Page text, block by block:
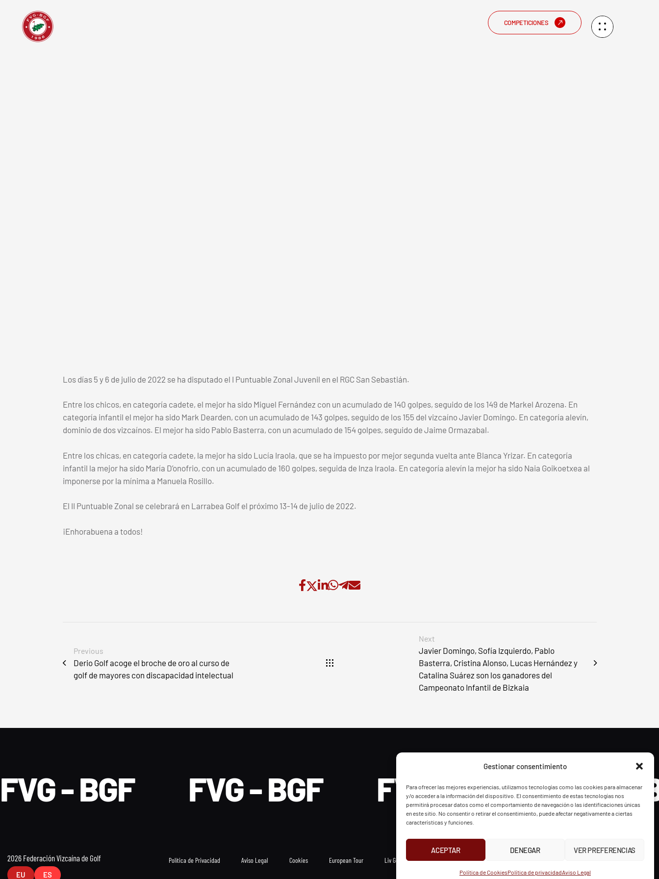
Gestionar consentimiento
Para ofrecer las mejores experiencias, utilizamos tecnologías como las cookies para almacenar
y/o acceder a la información del dispositivo. El consentimiento de estas tecnologías nos
permitirá procesar datos como el comportamiento de navegación o las identificaciones únicas
en este sitio. No consentir o retirar el consentimiento, puede afectar negativamente a ciertas
características y funciones.
ACEPTAR DENEGAR VER PREFERENCIAS
Política de CookiesPolítica de privacidadAviso Legal
COMPETICIONES
Los días 5 y 6 de julio de 2022 se ha disputado el I Puntuable Zonal Juvenil en el RGC San Sebastián.
Entre los chicos, en categoría cadete, el mejor ha sido Miguel Fernández con un acumulado de 140 golpes, seguido de los 149 de Markel Arozena. En
categoría infantil el mejor ha sido Mark Dearden, con un acumulado de 143 golpes, seguido de los 155 del vizcaíno Javier Domingo. En categoría alevín,
dominio de dos vizcaínos. El mejor ha sido Pablo Basterra, con un acumulado de 154 golpes, seguido de Jaime Ormazabal.
Entre los chicas, en categoría cadete, la mejor ha sido Lucía Iraola, que se ha impuesto por mejor segunda vuelta ante Blanca Yrizar. En categoría
infantil la mejor ha sido María D’onofrio, con un acumulado de 160 golpes, seguida de Inza Iraola. En categoría alevín la mejor ha sido Naia Goikoetxea al
imponerse por la mínima a Manuela Rosillo.
El II Puntuable Zonal se celebrará en Larrabea Golf el próximo 13-14 de julio de 2022.
¡Enhorabuena a todos!
Previous
Derio Golf acoge el broche de oro al curso de
golf de mayores con discapacidad intelectual
Next
Javier Domingo, Sofía Izquierdo, Pablo
Basterra, Cristina Alonso, Lucas Hernández y
Catalina Suárez son los ganadores del
Campeonato Infantil de Bizkaia
FVG - BGF FVG - BGF FVG - BGF FVG -
2026 Federación Vizcaína de Golf Política de Privacidad Aviso Legal Cookies European Tour Liv Golf PGATOUR INSTAGRAM
EU ES